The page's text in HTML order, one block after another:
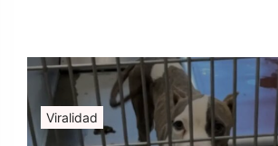
Viralidad